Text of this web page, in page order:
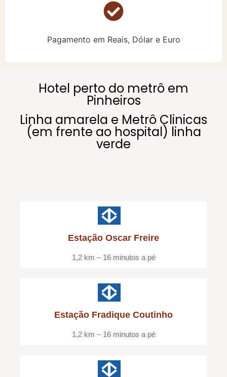
Pagamento em Reais, Dólar e Euro
Hotel perto do metrô em
Pinheiros
Linha amarela e Metrô Clinicas
(em frente ao hospital) linha
verde
Estação Oscar Freire
1,2 km – 16 minutos a pé
Estação Fradique Coutinho
1,2 km – 16 minutos a pé